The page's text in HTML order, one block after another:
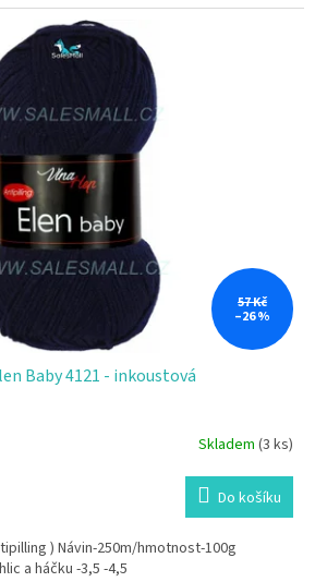
57 Kč
–26 %
Baby 4121 - inkoustová
Skladem (3 ks)
Do košíku
) Návin-250m/hmotnost-100g
a háčku -3,5 -4,5